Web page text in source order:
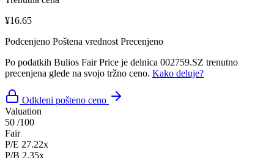
¥16.65
Podcenjeno Poštena vrednost Precenjeno
Po podatkih Bulios Fair Price je delnica 002759.SZ trenutno
precenjena glede na svojo tržno ceno. Kako deluje?
Odkleni pošteno ceno
Valuation
50 /100
Fair
P/E 27.22x
P/B 2.35x